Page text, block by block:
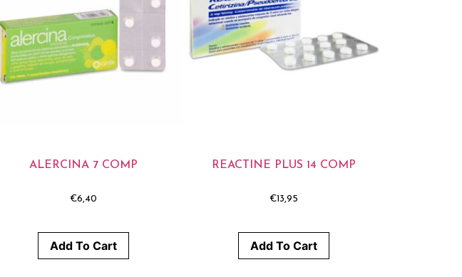
ALERCINA 7 COMP
€6,40
Add To Cart
REACTINE PLUS 14 COMP
€13,95
Add To Cart